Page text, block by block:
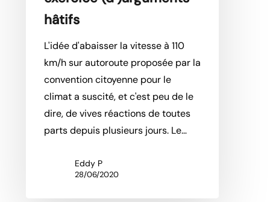
hâtifs
L'idée d'abaisser la vitesse à 110
km/h sur autoroute proposée par la
convention citoyenne pour le
climat a suscité, et c'est peu de le
dire, de vives réactions de toutes
parts depuis plusieurs jours. Le…
Eddy P
28/06/2020